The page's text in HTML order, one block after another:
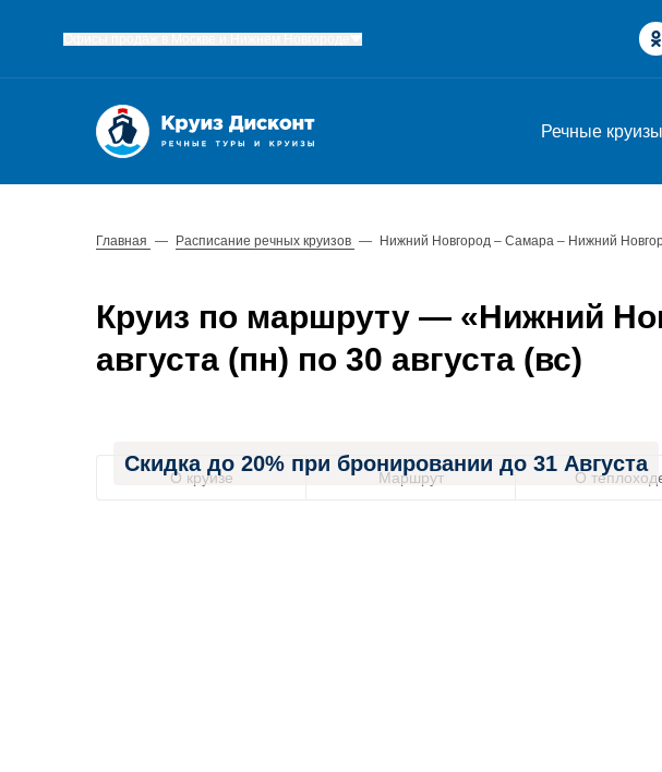
Речные круизы
Главная — Расписание речных круизов — Нижний Новгород – Самара – Нижний
Круиз по маршруту — «Нижний
августа (пн) по 30 августа (вс)
Скидка до 20% при бронировании до 31 Августа
О круизе Маршрут О